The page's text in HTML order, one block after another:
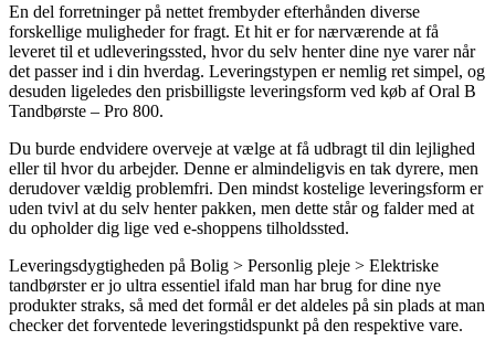
En del forretninger på nettet frembyder efterhånden diverse
forskellige muligheder for fragt. Et hit er for nærværende at få
leveret til et udleveringssted, hvor du selv henter dine nye varer når
det passer ind i din hverdag. Leveringstypen er nemlig ret simpel, og
desuden ligeledes den prisbilligste leveringsform ved køb af Oral B
Tandbørste – Pro 800.
Du burde endvidere overveje at vælge at få udbragt til din lejlighed
eller til hvor du arbejder. Denne er almindeligvis en tak dyrere, men
derudover vældig problemfri. Den mindst kostelige leveringsform er
uden tvivl at du selv henter pakken, men dette står og falder med at
du opholder dig lige ved e-shoppens tilholdssted.
Leveringsdygtigheden på Bolig > Personlig pleje > Elektriske
tandbørster er jo ultra essentiel ifald man har brug for dine nye
produkter straks, så med det formål er det aldeles på sin plads at man
checker det forventede leveringstidspunkt på den respektive vare.